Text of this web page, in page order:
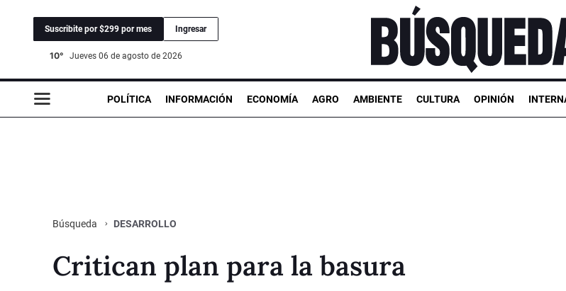
Suscribite por $299 por mes Ingresar
10° jueves 06 de agosto de 2026
POLÍTICA INFORMACIÓN ECONOMÍA AGRO AMBIENTE CULTURA OPINIÓN
Búsqueda DESARROLLO
Critican plan para la basura